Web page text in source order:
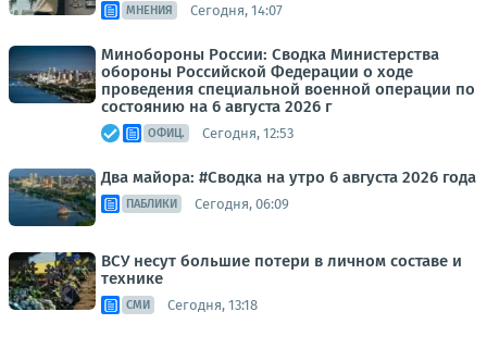
МНЕНИЯ Сегодня, 14:07
Минобороны России: Сводка Министерства
обороны Российской Федерации о ходе
проведения специальной военной операции по
состоянию на 6 августа 2026 г
ОФИЦ. Сегодня, 12:53
Два майора: #Сводка на утро 6 августа 2026 года
ПАБЛИКИ Сегодня, 06:09
ВСУ несут большие потери в личном составе и
технике
СМИ Сегодня, 13:18